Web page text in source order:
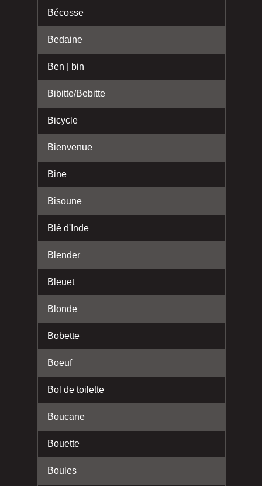
Bécosse
Bedaine
Ben | bin
Bibitte/Bebitte
Bicycle
Bienvenue
Bine
Bisoune
Blé d'Inde
Blender
Bleuet
Blonde
Bobette
Boeuf
Bol de toilette
Boucane
Bouette
Boules